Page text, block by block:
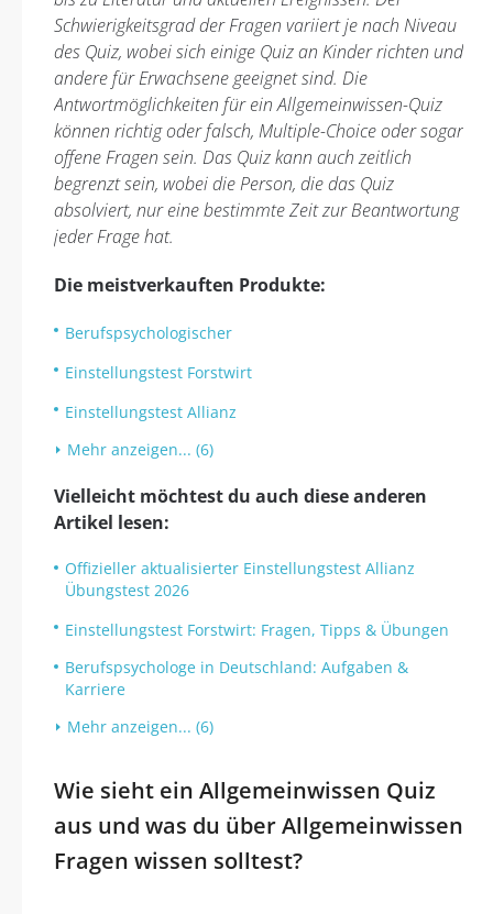
Schwierigkeitsgrad der Fragen variiert je nach Niveau
des Quiz, wobei sich einige Quiz an Kinder richten und
andere für Erwachsene geeignet sind. Die
Antwortmöglichkeiten für ein Allgemeinwissen-Quiz
können richtig oder falsch, Multiple-Choice oder sogar
offene Fragen sein. Das Quiz kann auch zeitlich
begrenzt sein, wobei die Person, die das Quiz
absolviert, nur eine bestimmte Zeit zur Beantwortung
jeder Frage hat.
Die meistverkauften Produkte:
Berufspsychologischer
Einstellungstest Forstwirt
Einstellungstest Allianz
Mehr anzeigen... (6)
Vielleicht möchtest du auch diese anderen
Artikel lesen:
Offizieller aktualisierter Einstellungstest Allianz
Übungstest 2026
Einstellungstest Forstwirt: Fragen, Tipps & Übungen
Berufspsychologe in Deutschland: Aufgaben &
Karriere
Mehr anzeigen... (6)
Wie sieht ein Allgemeinwissen Quiz
aus und was du über Allgemeinwissen
Fragen wissen solltest?